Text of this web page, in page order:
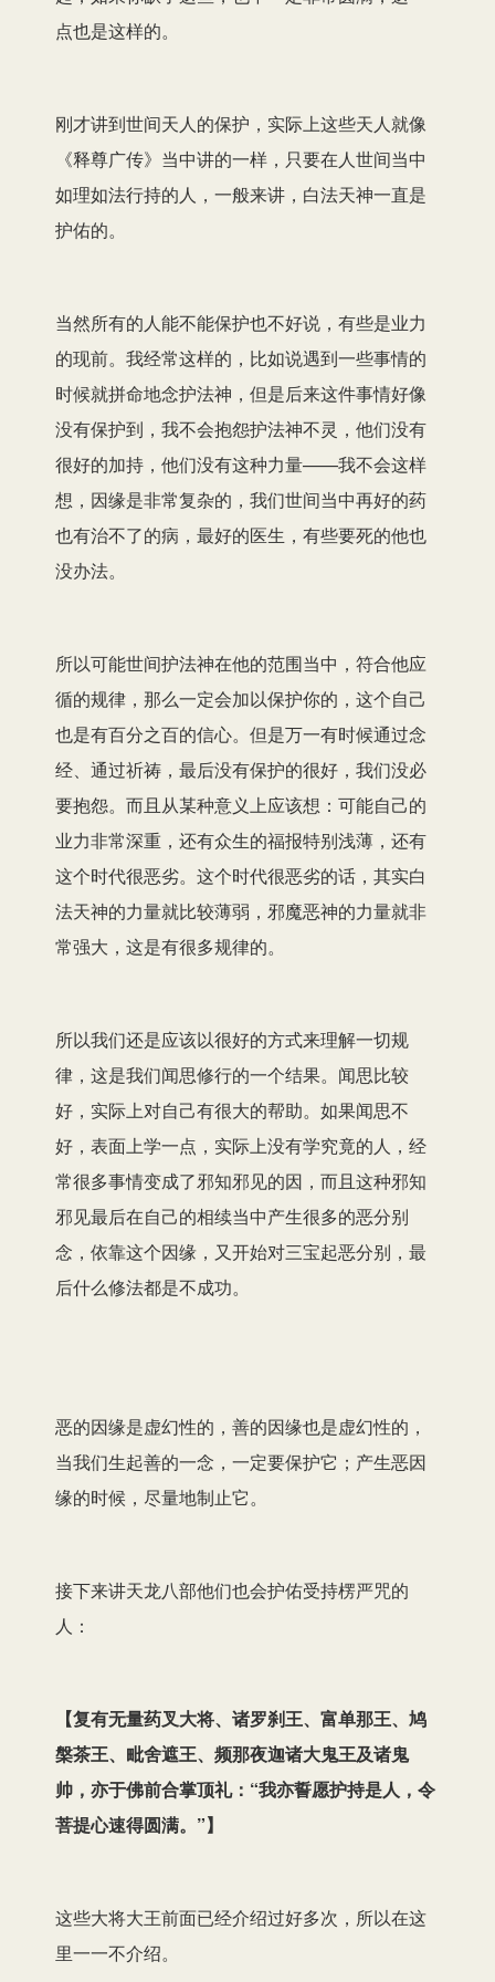
点也是这样的。
刚才讲到世间天人的保护，实际上这些天人就像
《释尊广传》当中讲的一样，只要在人世间当中
如理如法行持的人，一般来讲，白法天神一直是
护佑的。
当然所有的人能不能保护也不好说，有些是业力
的现前。我经常这样的，比如说遇到一些事情的
时候就拼命地念护法神，但是后来这件事情好像
没有保护到，我不会抱怨护法神不灵，他们没有
很好的加持，他们没有这种力量——我不会这样
想，因缘是非常复杂的，我们世间当中再好的药
也有治不了的病，最好的医生，有些要死的他也
没办法。
所以可能世间护法神在他的范围当中，符合他应
循的规律，那么一定会加以保护你的，这个自己
也是有百分之百的信心。但是万一有时候通过念
经、通过祈祷，最后没有保护的很好，我们没必
要抱怨。而且从某种意义上应该想：可能自己的
业力非常深重，还有众生的福报特别浅薄，还有
这个时代很恶劣。这个时代很恶劣的话，其实白
法天神的力量就比较薄弱，邪魔恶神的力量就非
常强大，这是有很多规律的。
所以我们还是应该以很好的方式来理解一切规
律，这是我们闻思修行的一个结果。闻思比较
好，实际上对自己有很大的帮助。如果闻思不
好，表面上学一点，实际上没有学究竟的人，经
常很多事情变成了邪知邪见的因，而且这种邪知
邪见最后在自己的相续当中产生很多的恶分别
念，依靠这个因缘，又开始对三宝起恶分别，最
后什么修法都是不成功。
恶的因缘是虚幻性的，善的因缘也是虚幻性的，
当我们生起善的一念，一定要保护它；产生恶因
缘的时候，尽量地制止它。
接下来讲天龙八部他们也会护佑受持楞严咒的
人：
【复有无量药叉大将、诸罗刹王、富单那王、鸠
槃茶王、毗舍遮王、频那夜迦诸大鬼王及诸鬼
帅，亦于佛前合掌顶礼：“我亦誓愿护持是人，令
菩提心速得圆满。”】
这些大将大王前面已经介绍过好多次，所以在这
里一一不介绍。